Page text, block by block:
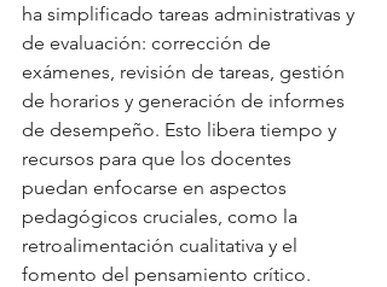
ha simplificado tareas administrativas y
de evaluación: corrección de
exámenes, revisión de tareas, gestión
de horarios y generación de informes
de desempeño. Esto libera tiempo y
recursos para que los docentes
puedan enfocarse en aspectos
pedagógicos cruciales, como la
retroalimentación cualitativa y el
fomento del pensamiento crítico.